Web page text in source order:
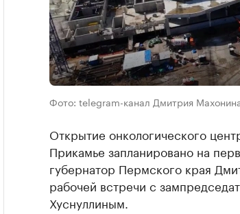
Фото: telegram-канал Дмитрия
Открытие онкологического
Прикамье запланировано на
губернатор Пермского края
рабочей встречи с
Хуснуллиным.